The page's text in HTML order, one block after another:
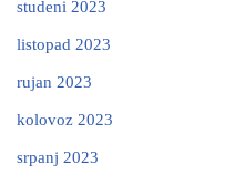
studeni 2023
listopad 2023
rujan 2023
kolovoz 2023
srpanj 2023